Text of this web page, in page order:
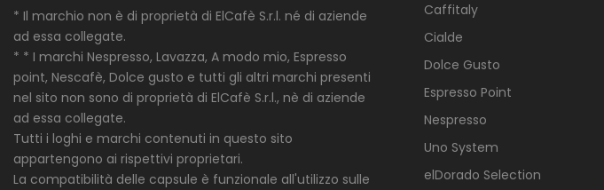
* Il marchio non è di proprietà di ElCafè S.r.l. né di aziende
ad essa collegate.
* * I marchi Nespresso, Lavazza, A modo mio, Espresso
point, Nescafè, Dolce gusto e tutti gli altri marchi presenti
nel sito non sono di proprietà di ElCafè S.r.l., nè di aziende
ad essa collegate.
Tutti i loghi e marchi contenuti in questo sito
appartengono ai rispettivi proprietari.
La compatibilità delle capsule è funzionale all'utilizzo sulle
Caffitaly
Cialde
Dolce Gusto
Espresso Point
Nespresso
Uno System
elDorado Selection